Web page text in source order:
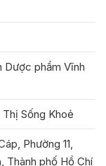
Dược phẩm Vĩnh
Sống Khoẻ
Phường 11,
Thành phố Hồ Chí